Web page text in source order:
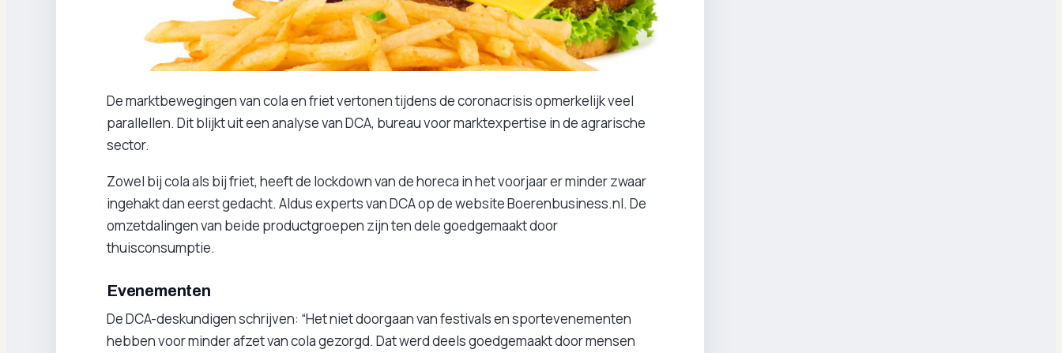
De marktbewegingen van cola en friet vertonen tijdens de coronacrisis opmerkelijk veel
parallellen. Dit blijkt uit een analyse van DCA, bureau voor marktexpertise in de agrarische
sector.
Zowel bij cola als bij friet, heeft de lockdown van de horeca in het voorjaar er minder zwaar
ingehakt dan eerst gedacht. Aldus experts van DCA op de website Boerenbusiness.nl. De
omzetdalingen van beide productgroepen zijn ten dele goedgemaakt door
thuisconsumptie.
Evenementen
De DCA-deskundigen schrijven: “Het niet doorgaan van festivals en sportevenementen
hebben voor minder afzet van cola gezorgd. Dat werd deels goedgemaakt door mensen